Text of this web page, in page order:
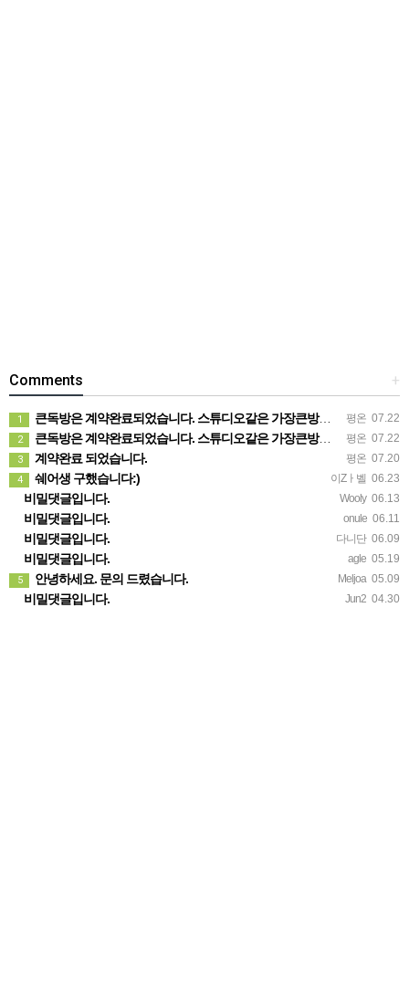
+
Comments
평온 07.22
1 큰독방은 계약완료되었습니다. 스튜디오같은 가장큰방을 2인동시 또는 혼자서 큰독방으로도 즉시입주 가능합니다.
평온 07.22
2 큰독방은 계약완료되었습니다. 스튜디오같은 가장큰방을 2인동시 또는 혼자서 큰독방으로도 즉시입주 가능합니다.
평온 07.20
3 계약완료 되었습니다.
이Zㅏ벨 06.23
4 쉐어생 구했습니다:)
Wooly 06.13
비밀댓글입니다.
onule 06.11
비밀댓글입니다.
다니단 06.09
비밀댓글입니다.
agle 05.19
비밀댓글입니다.
Meljoa 05.09
5 안녕하세요. 문의 드렸습니다.
Jun2 04.30
비밀댓글입니다.